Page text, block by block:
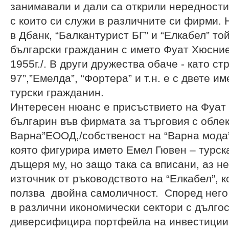
занимавали и дали са открили
с които си служи в различните си
в Дбанк, “Балкантурист БГ” и “Елкабел”
български гражданин с името Фуат
1955г./. В други дружества обаче - като
97”,”Емелда”, “Фортера” и т.н. е с двете
турски гражданин.
Интересен нюанс е присъствието на
българин във фирмата за търговия с
Варна”ЕООД,/собственост на “Варна
която фигурира името Емел Гювен –
дъщеря му, но защо така са вписани, аз
източник от ръководството на “Елкабел”,
ползва двойна самоличност. Според
в различни икономически сектори с
диверсифицира портфейла на